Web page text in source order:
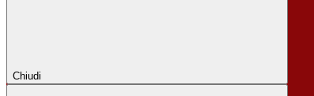
Chiudi